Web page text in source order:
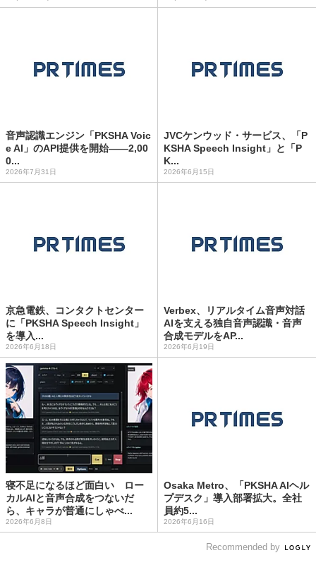
音声認識エンジン「PKSHA Voic
e AI」のAPI提供を開始――2,00
0...
2026年7月31日
JVCケンウッド・サービス、「P
KSHA Speech Insight」と「P
K...
2026年6月15日
京急電鉄、コンタクトセンター
に「PKSHA Speech Insight」
を導入...
2026年6月18日
Verbex、リアルタイム音声対話
AIを支える独自音声認識・音声
合成モデルをAP...
2026年6月19日
寝不足になるほど面白い ロー
カルAIと音声合成をつないだ
ら、キャラが普通にしゃべ...
2026年6月8日
Osaka Metro、「PKSHA AIヘル
プデスク」導入部署拡大。全社
員約5...
2026年6月16日
Recommended by